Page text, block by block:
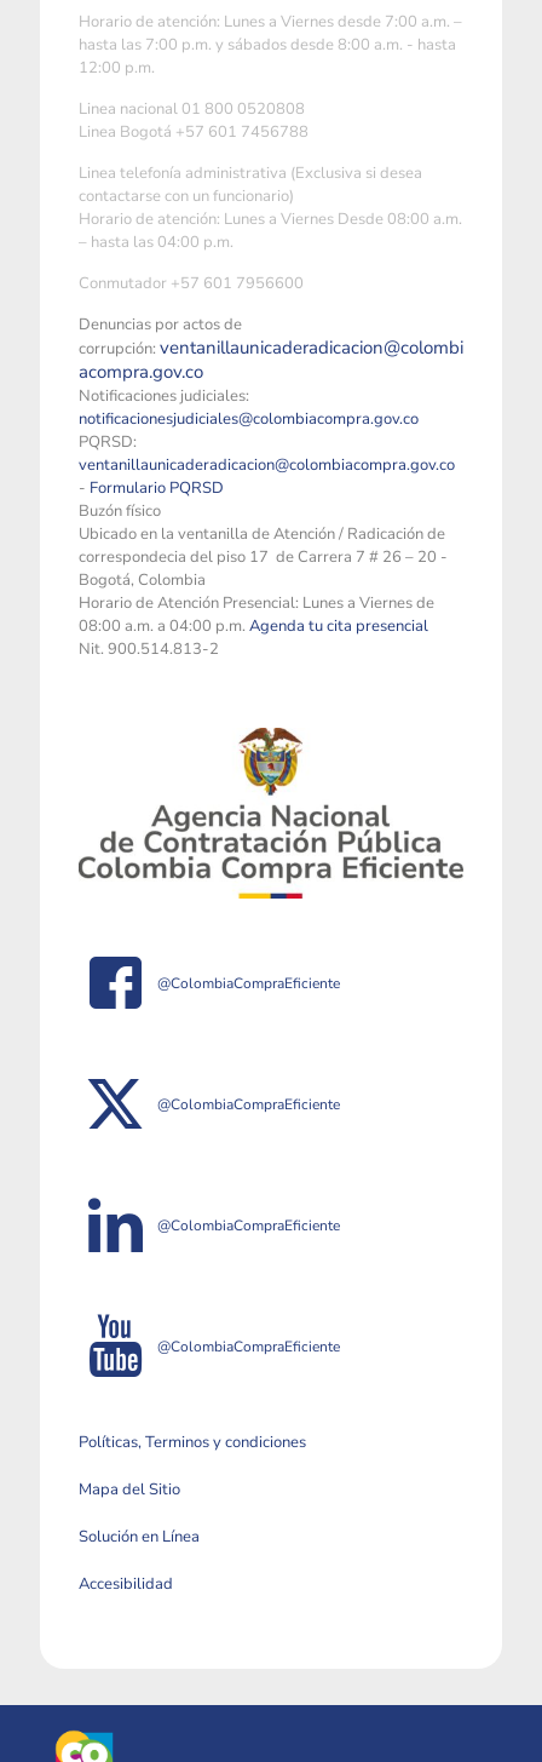
Horario de atención: Lunes a Viernes desde 7:00 a.m. –
hasta las 7:00 p.m. y sábados desde 8:00 a.m. - hasta
12:00 p.m.
Linea nacional 01 800 0520808
Linea Bogotá +57 601 7456788
Linea telefonía administrativa (Exclusiva si desea
contactarse con un funcionario)
Horario de atención: Lunes a Viernes Desde 08:00 a.m.
– hasta las 04:00 p.m.
Conmutador +57 601 7956600
Denuncias por actos de
corrupción: ventanillaunicaderadicacion@colombi
acompra.gov.co
Notificaciones judiciales:
notificacionesjudiciales@colombiacompra.gov.co
PQRSD:
ventanillaunicaderadicacion@colombiacompra.gov.co
- Formulario PQRSD
Buzón físico
Ubicado en la ventanilla de Atención / Radicación de
correspondecia del piso 17 de Carrera 7 # 26 – 20 -
Bogotá, Colombia
Horario de Atención Presencial: Lunes a Viernes de
08:00 a.m. a 04:00 p.m. Agenda tu cita presencial
Nit. 900.514.813-2
@ColombiaCompraEficiente
@ColombiaCompraEficiente
@ColombiaCompraEficiente
@ColombiaCompraEficiente
Políticas, Terminos y condiciones
Mapa del Sitio
Solución en Línea
Accesibilidad